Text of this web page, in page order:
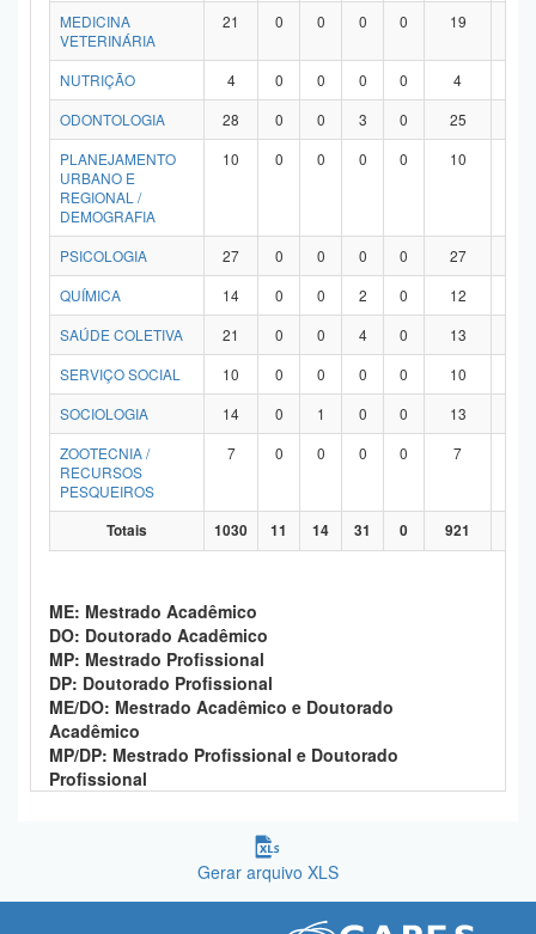
MEDICINA
VETERINÁRIA
21 0 0 0 0 19
NUTRIÇÃO 4 0 0 0 0 4
ODONTOLOGIA
28 0 0 3 0 25
PLANEJAMENTO
URBANO E
REGIONAL /
DEMOGRAFIA
10 0 0 0 0 10
PSICOLOGIA 27 0 0 0 0 27
QUÍMICA
14 0 0 2 0 12
SAÚDE COLETIVA
21 0 0 4 0 13
SERVIÇO SOCIAL
10 0 0 0 0 10
SOCIOLOGIA
14 0 1 0 0 13
ZOOTECNIA /
RECURSOS
PESQUEIROS
7 0 0 0 0 7
Totais 1030 11 14 31 0 921
ME: Mestrado Acadêmico
DO: Doutorado Acadêmico
MP: Mestrado Profissional
DP: Doutorado Profissional
ME/DO: Mestrado Acadêmico e Doutorado
Acadêmico
MP/DP: Mestrado Profissional e Doutorado
Profissional
Gerar arquivo XLS